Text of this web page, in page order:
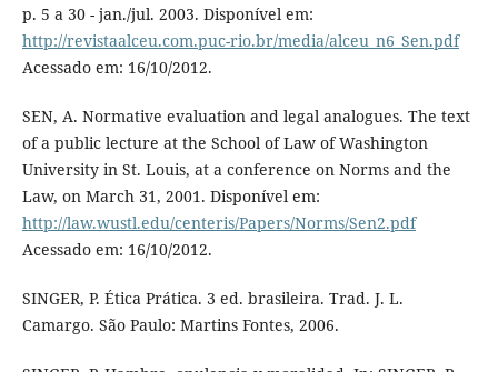
p. 5 a 30 - jan./jul. 2003. Disponível em:
http://revistaalceu.com.puc-rio.br/media/alceu_n6_Sen.pdf
Acessado em: 16/10/2012.
SEN, A. Normative evaluation and legal analogues. The text
of a public lecture at the School of Law of Washington
University in St. Louis, at a conference on Norms and the
Law, on March 31, 2001. Disponível em:
http://law.wustl.edu/centeris/Papers/Norms/Sen2.pdf
Acessado em: 16/10/2012.
SINGER, P. Ética Prática. 3 ed. brasileira. Trad. J. L.
Camargo. São Paulo: Martins Fontes, 2006.